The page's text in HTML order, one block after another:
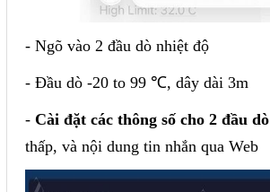
- Ngõ vào 2 đầu dò nhiệt độ
- Đầu dò -20 to 99 ℃, dây dài 3m
- Cài đặt các thông số cho 2 đầu dò
thấp, và nội dung tin nhắn qua Web